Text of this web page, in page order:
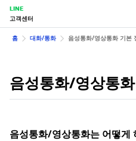
LINE
고객센터
홈 대화/통화 음성통화/영상통화 기본
음성통화/영상통
음성통화/영상통화는 어떻게